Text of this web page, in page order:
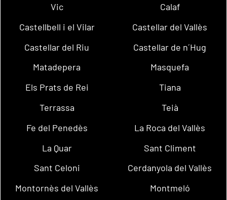
Vic
Calaf
Castellbell i el Vilar
Castellar del Vallès
Castellar del Riu
Castellar de n´Hug
Matadepera
Masquefa
Els Prats de Rei
Tiana
Terrassa
Teià
Fe del Penedès
La Roca del Vallès
La Quar
Sant Climent
Sant Celoni
Cerdanyola del Vallès
Montornès del Vallès
Montmeló